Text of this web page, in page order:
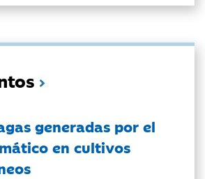
generadas por el
en cultivos